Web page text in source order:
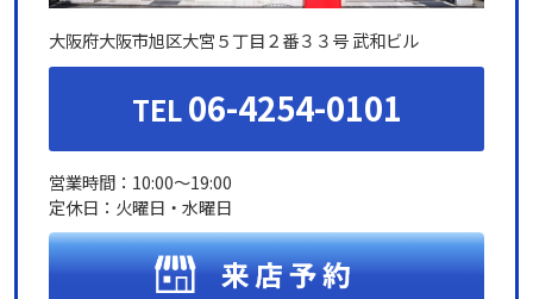
大阪府大阪市旭区大宮５丁目２番３３号 武和ビル
TEL06-4254-0101
営業時間：10:00～19:00
定休日：火曜日・水曜日